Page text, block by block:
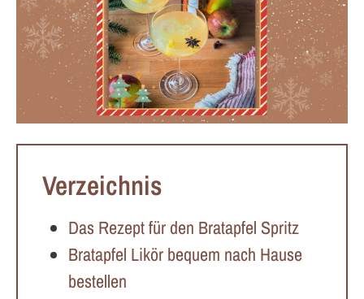
Verzeichnis
Das Rezept für den Bratapfel Spritz
Bratapfel Likör bequem nach Hause
bestellen